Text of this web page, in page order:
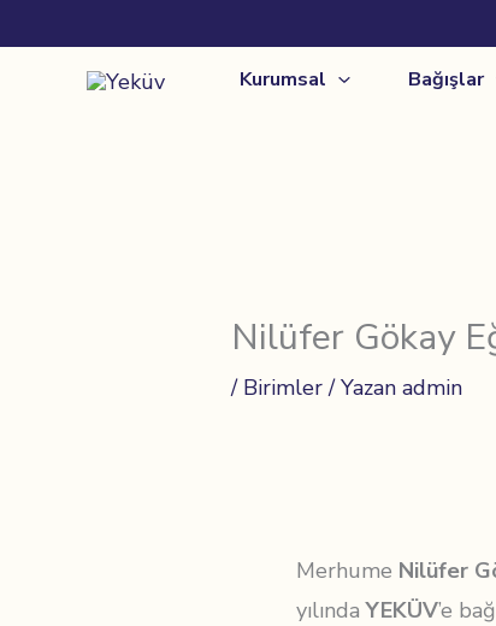
Kurumsal Bağışlar
Nilüfer Gökay
/ Birimler / Yazan admin
Merhume Nilüfer
yılındaYEKÜV’e